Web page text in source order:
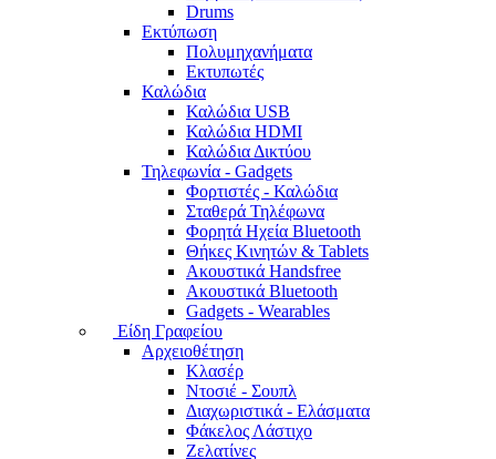
Drums
Εκτύπωση
Πολυμηχανήματα
Εκτυπωτές
Καλώδια
Καλώδια USB
Καλώδια HDMI
Καλώδια Δικτύου
Τηλεφωνία - Gadgets
Φορτιστές - Καλώδια
Σταθερά Τηλέφωνα
Φορητά Ηχεία Bluetooth
Θήκες Κινητών & Tablets
Ακουστικά Handsfree
Ακουστικά Bluetooth
Gadgets - Wearables
Είδη Γραφείου
Αρχειοθέτηση
Κλασέρ
Ντοσιέ - Σουπλ
Διαχωριστικά - Ελάσματα
Φάκελος Λάστιχο
Ζελατίνες